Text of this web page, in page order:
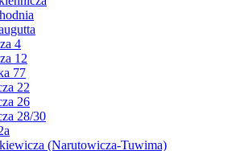
4
12
77
22
26
28/30
(Narutowicza-Tuwima)